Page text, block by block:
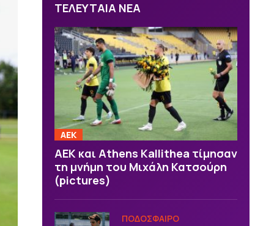
ΤΕΛΕΥΤΑΙΑ ΝΕΑ
ΑΕΚ
ΑΕΚ και Athens Kallithea τίμησαν
τη μνήμη του Μιχάλη Κατσούρη
(pictures)
ΠΟΔΟΣΦΑΙΡΟ